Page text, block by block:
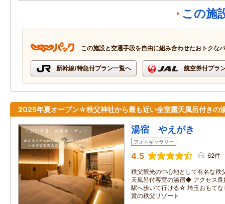
この施
この施設と交通手段を自由に組み合わせたおトクな
新幹線/特急付プラン一覧へ 航空券付プラ
2025年夏オープン☆秩父神社から最も近い全室露天風呂付きの
湯宿 やえがき
フォトギャラリー
4.5 62件
秩父観光の中心地として有名な
天風呂付客室の湯宿◆ アクセス
駅へ歩いて行ける☆ 埼玉おもて
賞の秩父リゾート